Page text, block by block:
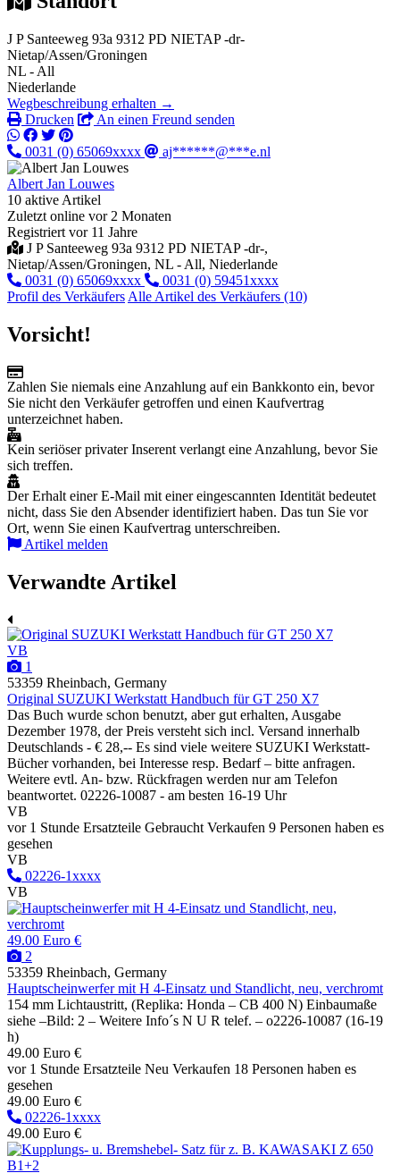
J P Santeeweg 93a 9312 PD NIETAP -dr-
Nietap/Assen/Groningen
NL - All
Niederlande
Wegbeschreibung erhalten →
Drucken
An einen Freund senden
0031 (0) 65069xxxx aj******@***e.nl
Albert Jan Louwes
10 aktive Artikel
Zuletzt online vor 2 Monaten
Registriert vor 11 Jahre
J P Santeeweg 93a 9312 PD NIETAP -dr-,
Nietap/Assen/Groningen, NL - All, Niederlande
0031 (0) 65069xxxx
0031 (0) 59451xxxx
Profil des Verkäufers Alle Artikel des Verkäufers (10)
Vorsicht!
Zahlen Sie niemals eine Anzahlung auf ein Bankkonto ein, bevor
Sie nicht den Verkäufer getroffen und einen Kaufvertrag
unterzeichnet haben.
Kein seriöser privater Inserent verlangt eine Anzahlung, bevor Sie
sich treffen.
Der Erhalt einer E-Mail mit einer eingescannten Identität bedeutet
nicht, dass Sie den Absender identifiziert haben. Das tun Sie vor
Ort, wenn Sie einen Kaufvertrag unterschreiben.
Artikel melden
Verwandte Artikel
VB
1
53359 Rheinbach, Germany
Original SUZUKI Werkstatt Handbuch für GT 250 X7
Das Buch wurde schon benutzt, aber gut erhalten, Ausgabe
Dezember 1978, der Preis versteht sich incl. Versand innerhalb
Deutschlands - € 28,-- Es sind viele weitere SUZUKI Werkstatt-
Bücher vorhanden, bei Interesse resp. Bedarf – bitte anfragen.
Weitere evtl. An- bzw. Rückfragen werden nur am Telefon
beantwortet. 02226-10087 - am besten 16-19 Uhr
VB
vor 1 Stunde Ersatzteile Gebraucht Verkaufen 9 Personen haben es
gesehen
VB
02226-1xxxx
VB
49.00 Euro €
2
53359 Rheinbach, Germany
Hauptscheinwerfer mit H 4-Einsatz und Standlicht, neu, verchromt
154 mm Lichtaustritt, (Replika: Honda – CB 400 N) Einbaumaße
siehe –Bild: 2 – Weitere Info´s N U R telef. – o2226-10087 (16-19
h)
49.00 Euro €
vor 1 Stunde Ersatzteile Neu Verkaufen 18 Personen haben es
gesehen
49.00 Euro €
02226-1xxxx
49.00 Euro €